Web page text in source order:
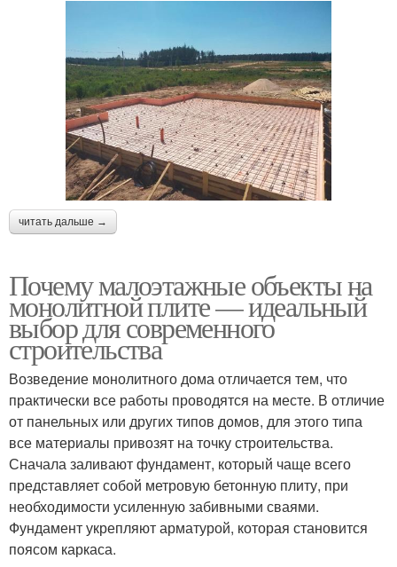
читать дальше →
Почему малоэтажные объекты на
монолитной плите — идеальный
выбор для современного
строительства
Возведение монолитного дома отличается тем, что
практически все работы проводятся на месте. В отличие
от панельных или других типов домов, для этого типа
все материалы привозят на точку строительства.
Сначала заливают фундамент, который чаще всего
представляет собой метровую бетонную плиту, при
необходимости усиленную забивными сваями.
Фундамент укрепляют арматурой, которая становится
поясом каркаса.